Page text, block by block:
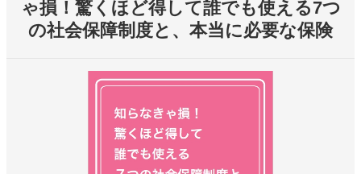
ゃ損！驚くほど得して誰でも使える7つ
の社会保障制度と、本当に必要な保険